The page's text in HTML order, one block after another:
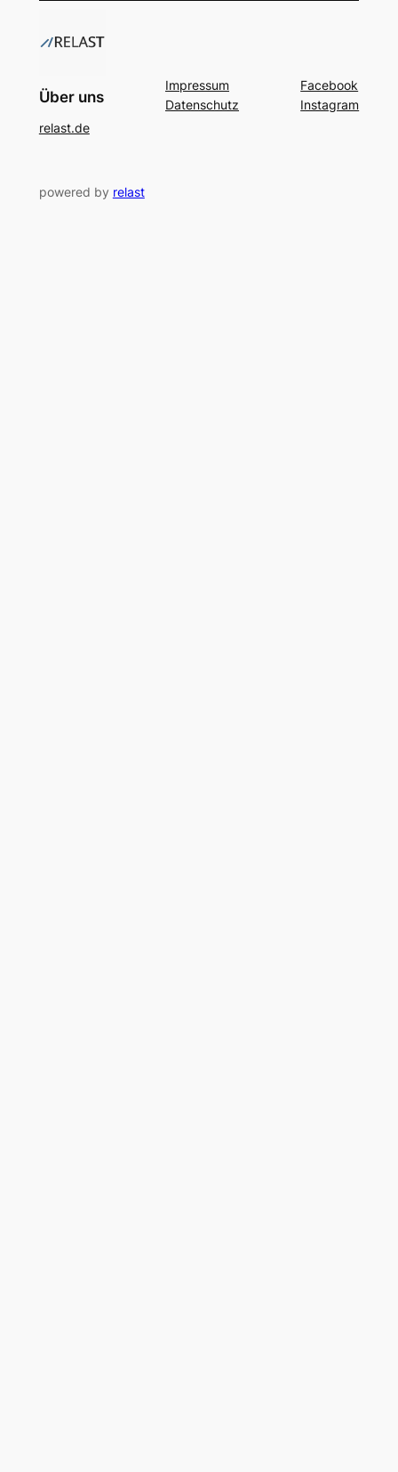
Über uns
relast.de
Impressum
Datenschutz
Facebook
Instagram
powered by relast